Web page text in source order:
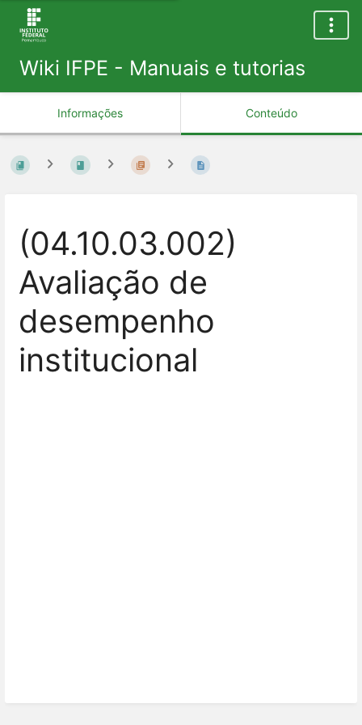
Wiki IFPE - Manuais e tutorias
Informações Conteúdo
(04.10.03.002)
Avaliação de
desempenho
institucional